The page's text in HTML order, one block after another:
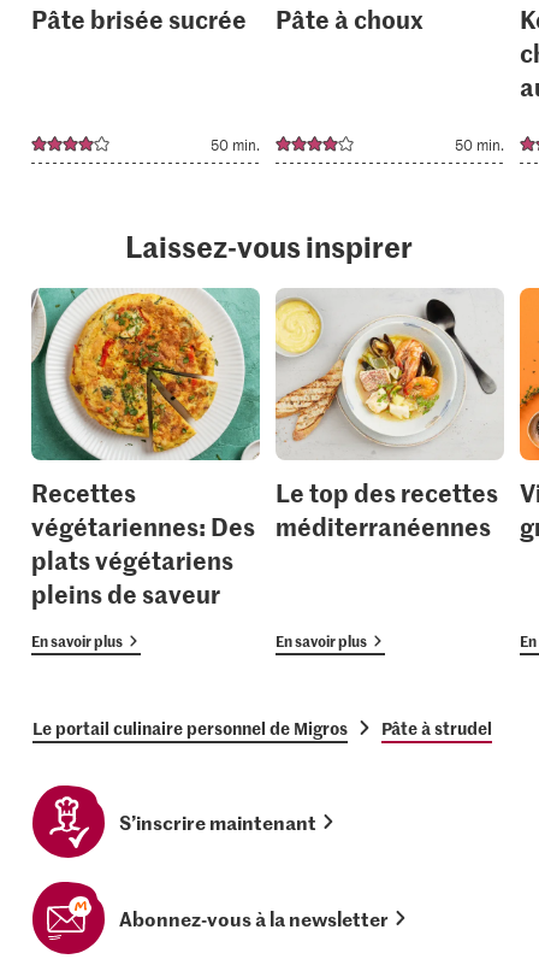
Pâte brisée sucrée
50 min.
Pâte à choux
50 min.
Laissez-vous inspirer
Recettes
végétariennes: Des
plats végétariens
pleins de saveur
En savoir plus
Le top des recettes
méditerranéennes
En savoir plus
Le portail culinaire personnel de Migros Pâte à strudel
S’inscrire maintenant
Abonnez-vous à la newsletter